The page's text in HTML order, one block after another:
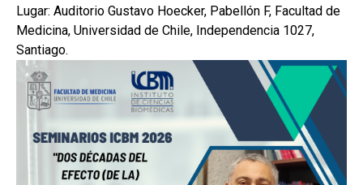
Lugar: Auditorio Gustavo Hoecker, Pabellón F, Facultad de
Medicina, Universidad de Chile, Independencia 1027,
Santiago.